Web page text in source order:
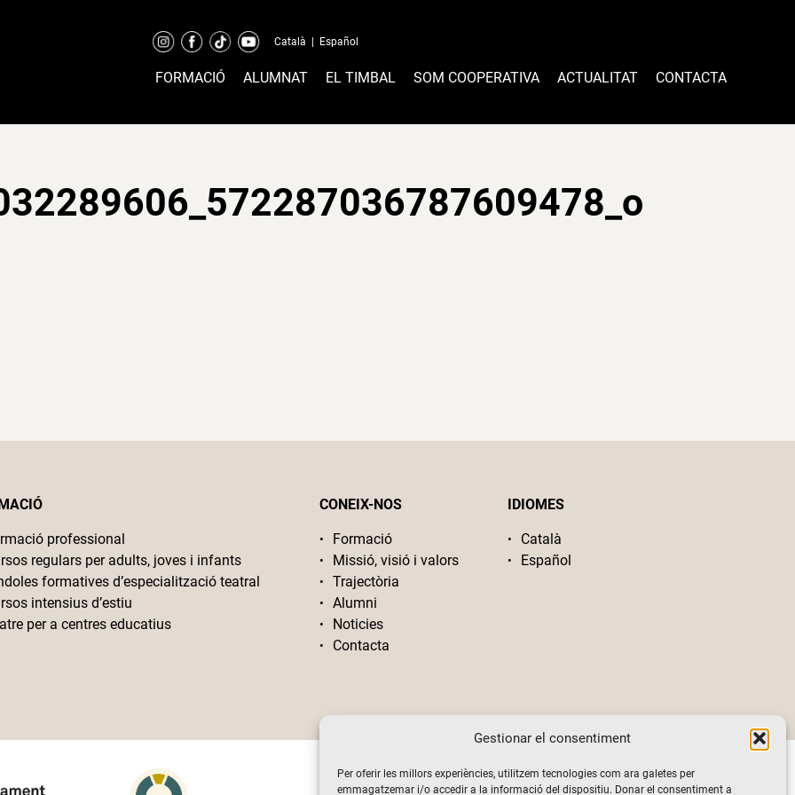
Gestionar el consentiment
Per oferir les millors experiències, utilitzem tecnologies com ara galetes per
emmagatzemar i/o accedir a la informació del dispositiu. Donar el consentiment a
Català Español
FORMACIÓ ALUMNAT EL TIMBAL SOM COOPERATIVA ACTUALITAT CONTACTA
professional
regulars per adults, joves i infants
formatives d’especialització teatral
intensius d’estiu
per a centres educatius
CONEIX-NOS
Formació
Missió, visió i valors
Trajectòria
Alumni
Noticies
Contacta
IDIOMES
Català
Español